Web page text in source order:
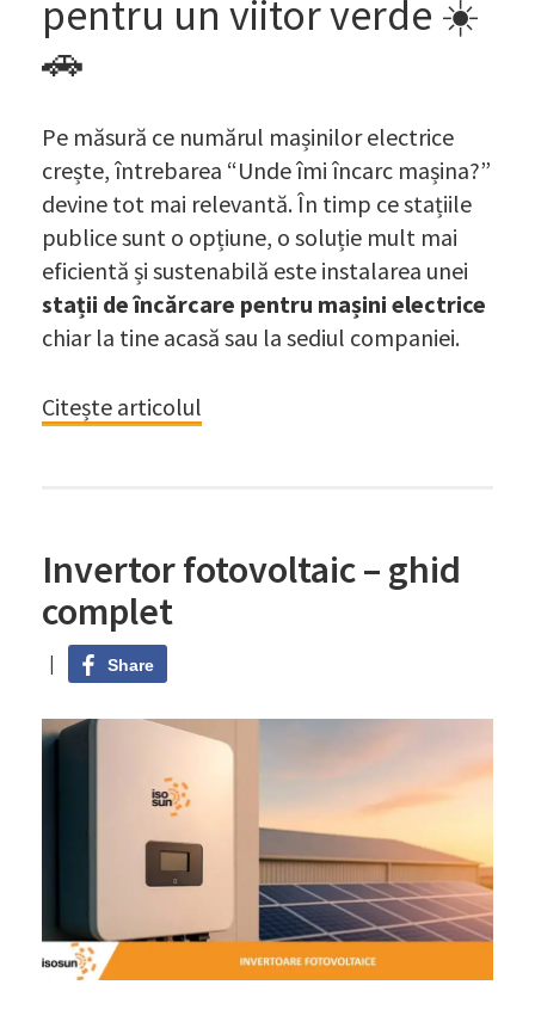
pentru un viitor verde ☀️
🚗
Pe măsură ce numărul mașinilor electrice
crește, întrebarea “Unde îmi încarc mașina?”
devine tot mai relevantă. În timp ce stațiile
publice sunt o opțiune, o soluție mult mai
eficientă și sustenabilă este instalarea unei
stații de încărcare pentru mașini electrice
chiar la tine acasă sau la sediul companiei.
Citește articolul
Invertor fotovoltaic – ghid
complet
| Share